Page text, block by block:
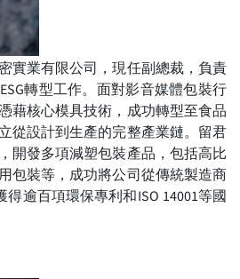
實業有限公司，現任副總裁，負責
轉型工作。面對影音媒體包裝行
藉核心模具技術，成功轉型至食品
從設計到生產的完整產業鏈。留君
開發多項減塑包裝產品，包括高比
包裝等，成功將公司從傳統製造商
得逾百項環保專利和ISO 14001等國